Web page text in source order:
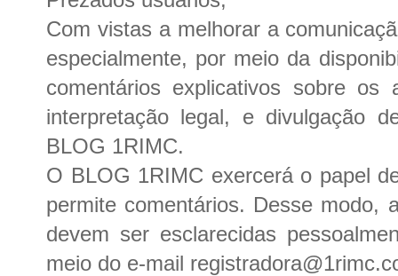
Com vistas a melhorar a
especialmente, por meio da
comentários explicativos sobre os
interpretação legal, e divulgação
BLOG 1RIMC.
O BLOG 1RIMC exercerá o papel
permite comentários. Desse modo,
devem ser esclarecidas
meio do e-mail